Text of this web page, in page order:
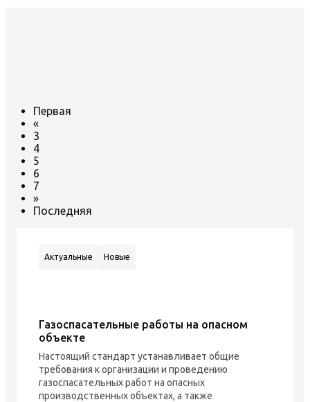
Первая
«
3
4
5
6
7
»
Последняя
Актуальные Новые
Газоспасательные работы на опасном
объекте
Настоящий стандарт устанавливает общие
требования к организации и проведению
газоспасательных работ на опасных
производственных объектах, а также